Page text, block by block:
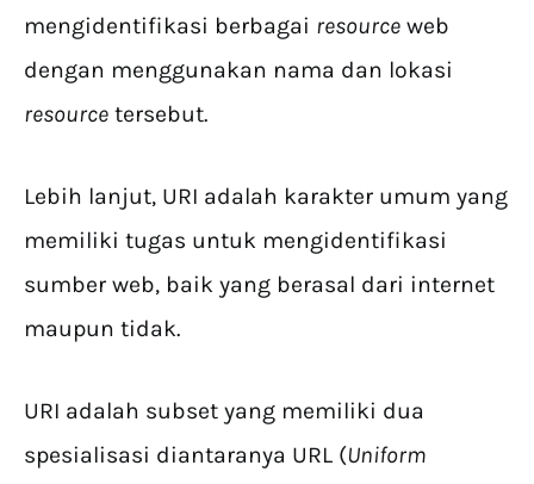
mengidentifikasi berbagai resource web
dengan menggunakan nama dan lokasi
resource tersebut.
Lebih lanjut, URI adalah karakter umum yang
memiliki tugas untuk mengidentifikasi
sumber web, baik yang berasal dari internet
maupun tidak.
URI adalah subset yang memiliki dua
spesialisasi diantaranya URL (Uniform